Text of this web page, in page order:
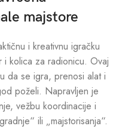
majstore
i kreativnu igračku
i kolica za radionicu. Ovaj
da se igra, prenosi alat i
poželi. Napravljen je
vežbu koordinacije i
ili „majstorisanja“.